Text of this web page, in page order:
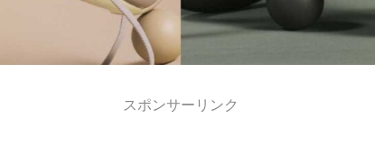
スポンサーリンク